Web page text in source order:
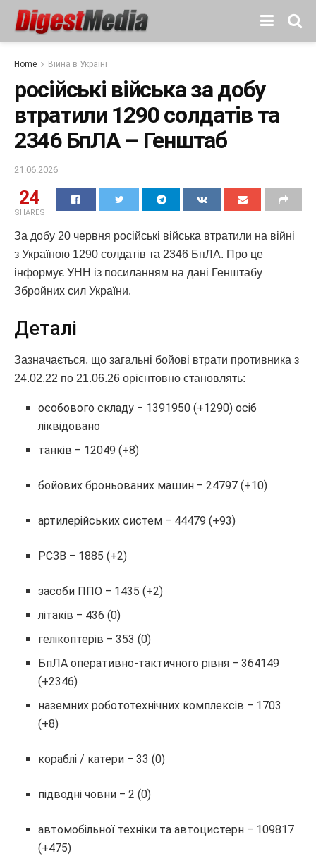
Home Війна в Україні
російські війська за добу
втратили 1290 солдатів та
2346 БпЛА – Генштаб
21.06.2026
24
SHARES
За добу 20 червня російські війська втратили на війні
з Україною 1290 солдатів та 2346 БпЛА. Про це
інформує УНН із посиланням на дані Генштабу
Збройних сил України.
Деталі
Зазначається, що загальні бойові втрати противника з
24.02.22 по 21.06.26 орієнтовно становлять:
особового складу ‒ 1391950 (+1290) осіб
ліквідовано
танків ‒ 12049 (+8)
бойових броньованих машин ‒ 24797 (+10)
артилерійських систем ‒ 44479 (+93)
РСЗВ ‒ 1885 (+2)
засоби ППО ‒ 1435 (+2)
літаків ‒ 436 (0)
гелікоптерів ‒ 353 (0)
БпЛА оперативно-тактичного рівня ‒ 364149
(+2346)
наземних робототехнічних комплексів ‒ 1703
(+8)
кораблі / катери ‒ 33 (0)
підводні човни ‒ 2 (0)
автомобільної техніки та автоцистерн ‒ 109817
(+475)